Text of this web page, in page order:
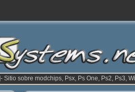
- Sitio sobre modchips, Psx, Ps One, Ps2, Ps3,